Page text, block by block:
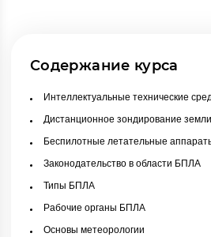
Содержание курса
Интеллектуальные технические
Дистанционное зондирование земли
Беспилотные летательные
Законодательство в области БПЛА
Типы БПЛА
Рабочие органы БПЛА
Основы метеорологии